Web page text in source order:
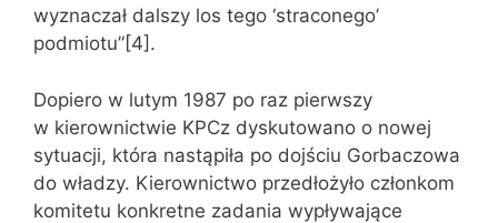
wyznaczał dalszy los tego ‘straconego’
podmiotu”[4].
Dopiero w lutym 1987 po raz pierwszy
w kierownictwie KPCz dyskutowano o nowej
sytuacji, która nastąpiła po dojściu Gorbaczowa
do władzy. Kierownictwo przedłożyło członkom
komitetu konkretne zadania wypływające